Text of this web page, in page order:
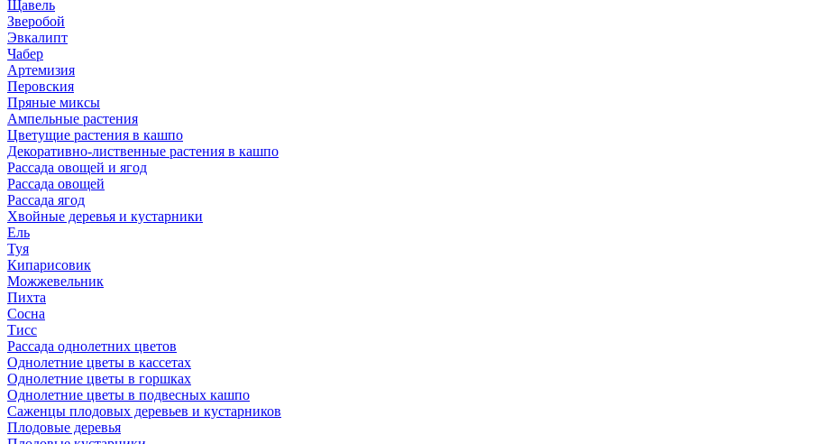
Щавель
Зверобой
Эвкалипт
Чабер
Артемизия
Перовския
Пряные миксы
Ампельные растения
Цветущие растения в кашпо
Декоративно-лиственные растения в кашпо
Рассада овощей и ягод
Рассада овощей
Рассада ягод
Хвойные деревья и кустарники
Ель
Туя
Кипарисовик
Можжевельник
Пихта
Сосна
Тисc
Рассада однолетних цветов
Однолетние цветы в кассетах
Однолетние цветы в горшках
Однолетние цветы в подвесных кашпо
Саженцы плодовых деревьев и кустарников
Плодовые деревья